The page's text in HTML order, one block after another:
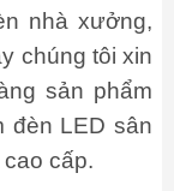
nhà xưởng,
chúng tôi xin
sản phẩm
đèn LED sân
cấp.